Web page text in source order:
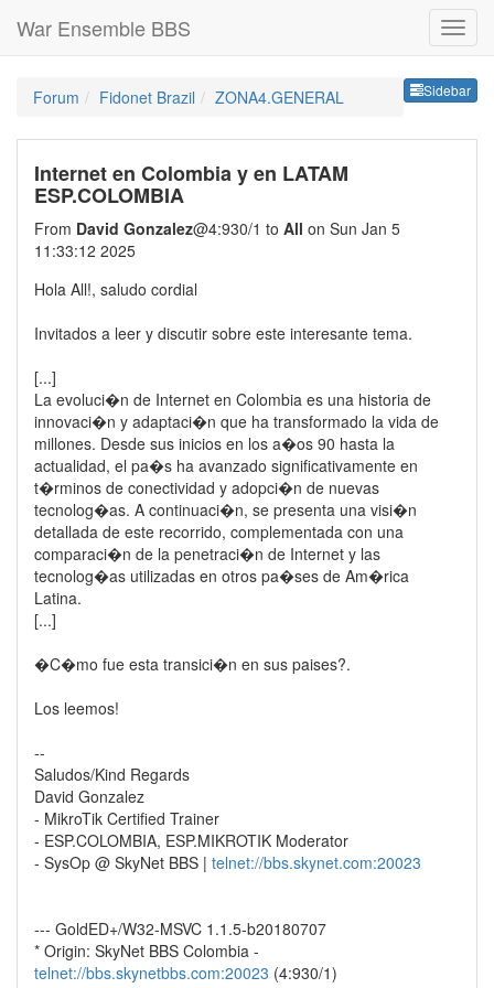
War Ensemble BBS
Sidebar
Forum Fidonet Brazil ZONA4.GENERAL
Internet en Colombia y en LATAM
ESP.COLOMBIA
From David Gonzalez@4:930/1 to All on Sun Jan 5
11:33:12 2025
Hola All!, saludo cordial
Invitados a leer y discutir sobre este interesante tema.
[...]
La evoluci�n de Internet en Colombia es una historia de
innovaci�n y adaptaci�n que ha transformado la vida de
millones. Desde sus inicios en los a�os 90 hasta la
actualidad, el pa�s ha avanzado significativamente en
t�rminos de conectividad y adopci�n de nuevas
tecnolog�as. A continuaci�n, se presenta una visi�n
detallada de este recorrido, complementada con una
comparaci�n de la penetraci�n de Internet y las
tecnolog�as utilizadas en otros pa�ses de Am�rica
Latina.
[...]
�C�mo fue esta transici�n en sus paises?.
Los leemos!
--
Saludos/Kind Regards
David Gonzalez
- MikroTik Certified Trainer
- ESP.COLOMBIA, ESP.MIKROTIK Moderator
- SysOp @ SkyNet BBS | telnet://bbs.skynet.com:20023
--- GoldED+/W32-MSVC 1.1.5-b20180707
* Origin: SkyNet BBS Colombia -
telnet://bbs.skynetbbs.com:20023 (4:930/1)